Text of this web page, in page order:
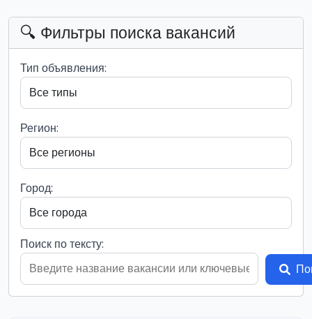
🔍 Фильтры поиска вакансий
Тип объявления:
Регион:
Город:
Поиск по тексту: